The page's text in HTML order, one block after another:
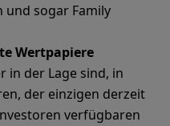
und sogar Family
Wertpapiere
in der Lage sind, in
der einzigen derzeit
verfügbaren